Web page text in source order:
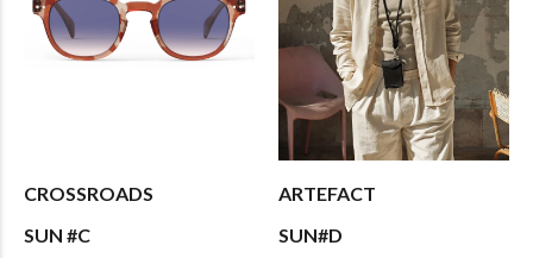
CROSSROADS
SUN #C
ARTEFACT
SUN#D